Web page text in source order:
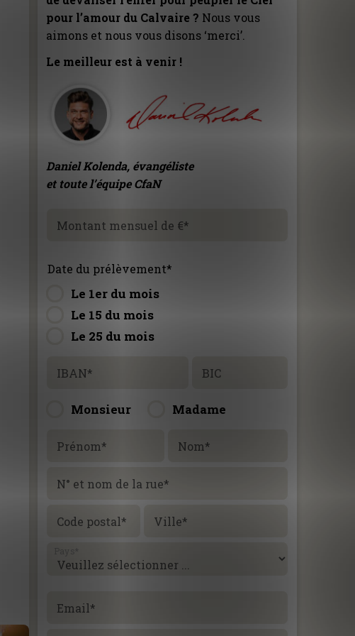
pour l’amour du Calvaire ? Nous vous
aimons et nous vous disons ‘merci’.
Le meilleur est à venir !
Daniel Kolenda, évangéliste
et toute l’équipe CfaN
Montant mensuel de €*
Date du prélèvement*
Le 1er du mois
Le 15 du mois
Le 25 du mois
IBAN* BIC
Monsieur Madame
Prénom* Nom*
N° et nom de la rue*
Code postal* Ville*
Email*